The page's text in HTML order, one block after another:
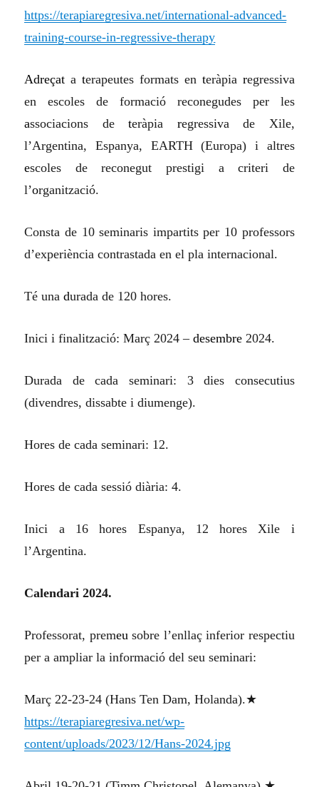
https://terapiaregresiva.net/international-advanced-
training-course-in-regressive-therapy
Adreçat aterapeutes formats en teràpia regressiva
en escoles de formació reconegudes per les
associacions deteràpia regressiva de Xile,
l’Argentina, Espanya, EARTH (Europa) i altres
escoles de reconegut prestigi a criteri de
l’organització.
Consta de 10 seminaris impartits per 10 professors
d’experiència contrastada en el pla internacional.
Té unadurada de 120 hores.
Inici i finalització: Març 2024 –desembre 2024.
Durada de cada seminari: 3 dies consecutius
(divendres, dissabte i diumenge).
Hores de cada seminari: 12.
Hores de cada sessió diària: 4.
Inici a 16 hores Espanya, 12 hores Xile i
l’Argentina.
Calendari 2024.
Professorat, premeu sobre l’enllaç inferior respectiu
per a ampliar la informació del seu seminari:
Març 22-23-24 (Hans Ten Dam, Holanda).★
https://terapiaregresiva.net/wp-
content/uploads/2023/12/Hans-2024.jpg